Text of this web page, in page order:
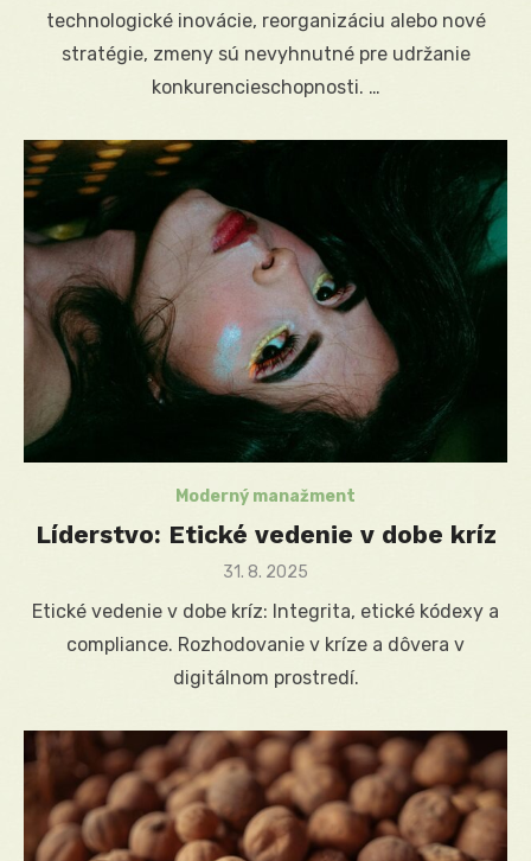
technologické inovácie, reorganizáciu alebo nové
stratégie, zmeny sú nevyhnutné pre udržanie
konkurencieschopnosti. …
Moderný manažment
Líderstvo: Etické vedenie v dobe kríz
Posted
31. 8. 2025
Etické vedenie v dobe kríz: Integrita, etické kódexy a
compliance. Rozhodovanie v kríze a dôvera v
digitálnom prostredí.